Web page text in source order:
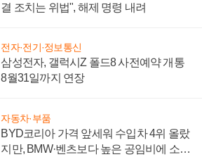
결 조치는 위법", 해제 명령 내려
전자·전기·정보통신
삼성전자, 갤럭시Z 폴드8 사전예약 개통
8월31일까지 연장
자동차·부품
BYD코리아 가격 앞세워 수입차 4위 올랐
지만, BMW·벤츠보다 높은 공임비에 소비